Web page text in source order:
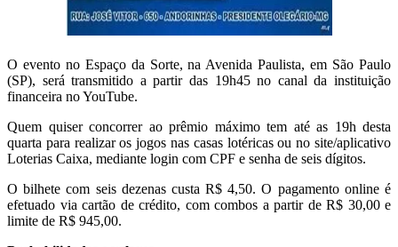
O evento no Espaço da Sorte, na Avenida Paulista, em São Paulo
(SP), será transmitido a partir das 19h45 no canal da instituição
financeira no YouTube.
Quem quiser concorrer ao prêmio máximo tem até as 19h desta
quarta para realizar os jogos nas casas lotéricas ou no site/aplicativo
Loterias Caixa, mediante login com CPF e senha de seis dígitos.
O bilhete com seis dezenas custa R$ 4,50. O pagamento online é
efetuado via cartão de crédito, com combos a partir de R$ 30,00 e
limite de R$ 945,00.